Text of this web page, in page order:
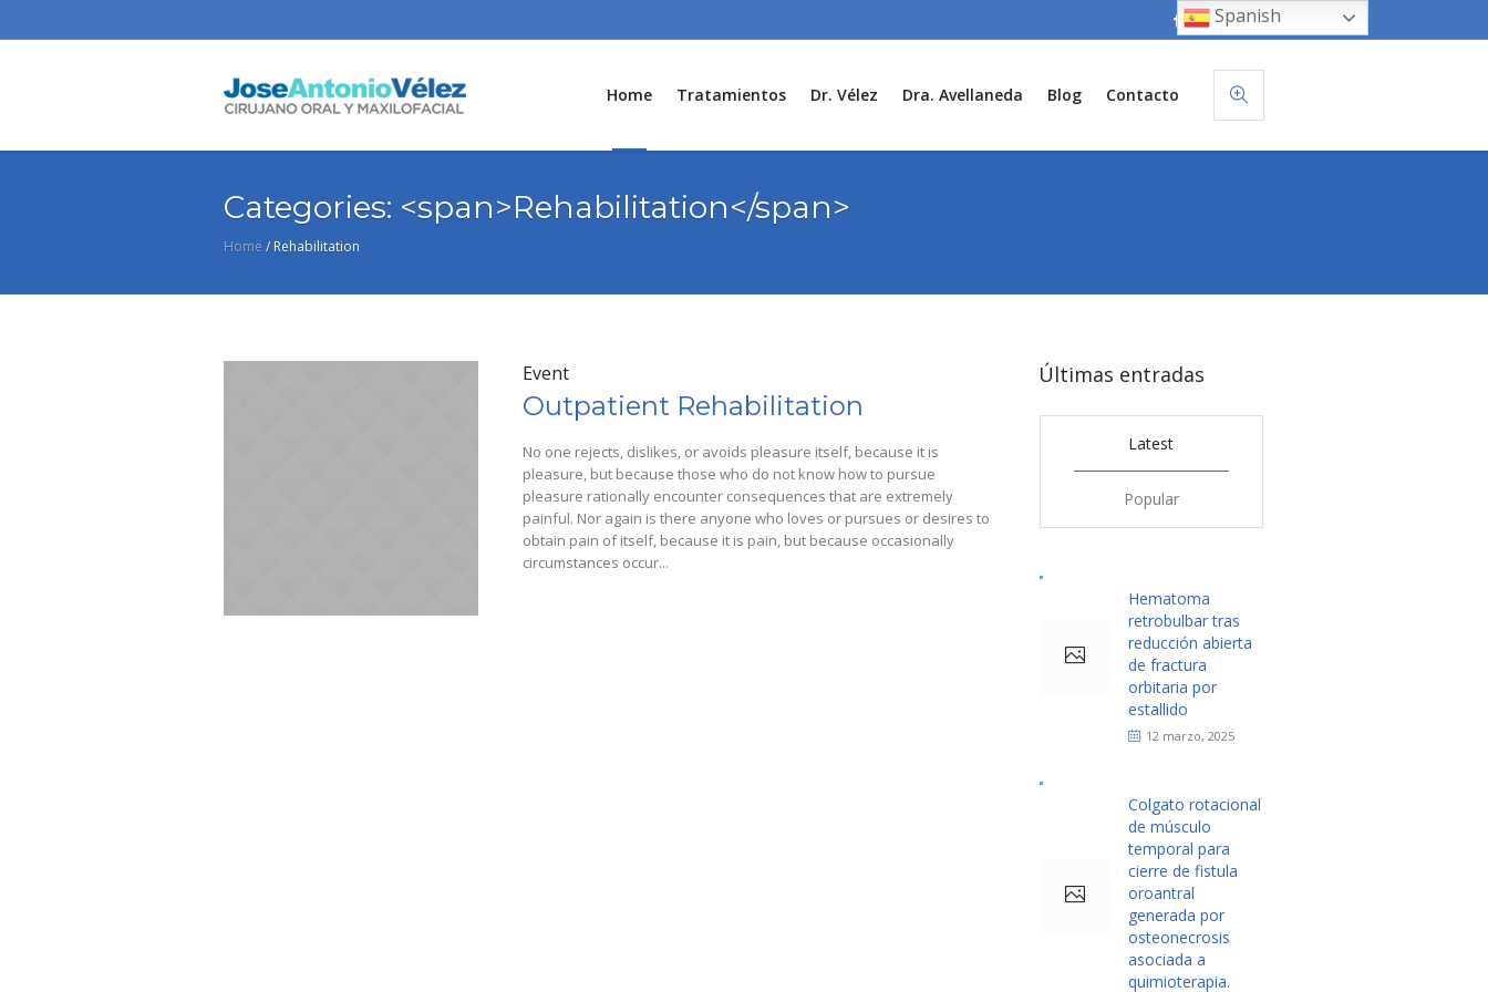
Home Tratamientos Dr. Vélez Dra. Avellaneda Blog Contacto
Categories: <span>Rehabilitation</span>
Home / Rehabilitation
Event
Outpatient Rehabilitation
No one rejects, dislikes, or avoids pleasure itself, because it is
pleasure, but because those who do not know how to pursue
pleasure rationally encounter consequences that are extremely
painful. Nor again is there anyone who loves or pursues or desires to
obtain pain of itself, because it is pain, but because occasionally
circumstances occur...
Últimas entradas
Latest
Popular
Hematoma
retrobulbar tras
reducción abierta
de fractura
orbitaria por
estallido
12 marzo, 2025
Colgato rotacional
de músculo
temporal para
cierre de fistula
oroantral
generada por
osteonecrosis
asociada a
quimioterapia.
Spanish